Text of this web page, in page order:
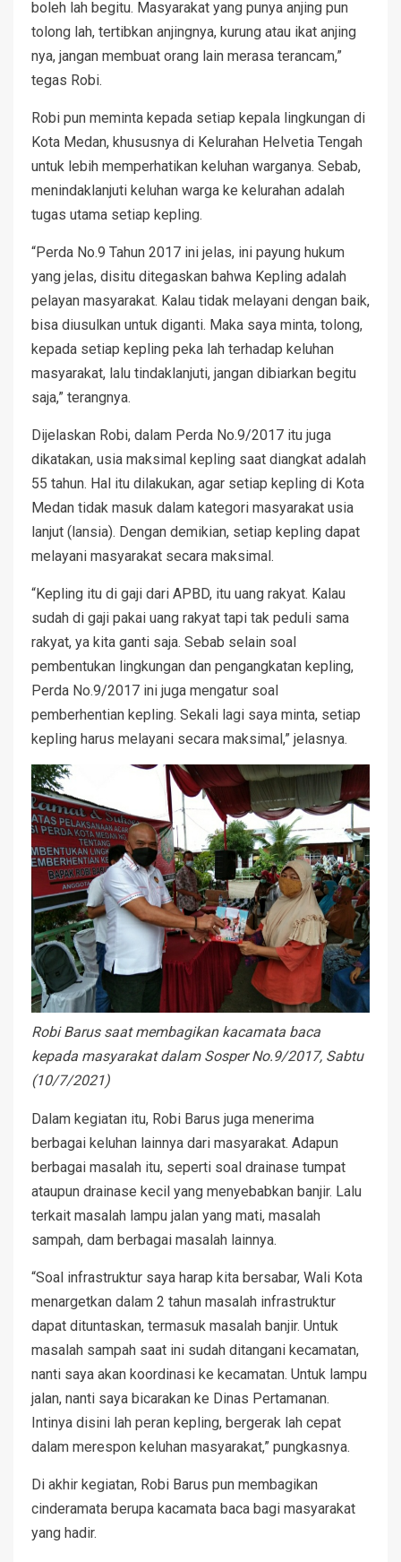
boleh lah begitu. Masyarakat yang punya anjing pun
tolong lah, tertibkan anjingnya, kurung atau ikat anjing
nya, jangan membuat orang lain merasa terancam,”
tegas Robi.
Robi pun meminta kepada setiap kepala lingkungan di
Kota Medan, khususnya di Kelurahan Helvetia Tengah
untuk lebih memperhatikan keluhan warganya. Sebab,
menindaklanjuti keluhan warga ke kelurahan adalah
tugas utama setiap kepling.
“Perda No.9 Tahun 2017 ini jelas, ini payung hukum
yang jelas, disitu ditegaskan bahwa Kepling adalah
pelayan masyarakat. Kalau tidak melayani dengan baik,
bisa diusulkan untuk diganti. Maka saya minta, tolong,
kepada setiap kepling peka lah terhadap keluhan
masyarakat, lalu tindaklanjuti, jangan dibiarkan begitu
saja,” terangnya.
Dijelaskan Robi, dalam Perda No.9/2017 itu juga
dikatakan, usia maksimal kepling saat diangkat adalah
55 tahun. Hal itu dilakukan, agar setiap kepling di Kota
Medan tidak masuk dalam kategori masyarakat usia
lanjut (lansia). Dengan demikian, setiap kepling dapat
melayani masyarakat secara maksimal.
“Kepling itu di gaji dari APBD, itu uang rakyat. Kalau
sudah di gaji pakai uang rakyat tapi tak peduli sama
rakyat, ya kita ganti saja. Sebab selain soal
pembentukan lingkungan dan pengangkatan kepling,
Perda No.9/2017 ini juga mengatur soal
pemberhentian kepling. Sekali lagi saya minta, setiap
kepling harus melayani secara maksimal,” jelasnya.
Robi Barus saat membagikan kacamata baca
kepada masyarakat dalam Sosper No.9/2017, Sabtu
(10/7/2021)
Dalam kegiatan itu, Robi Barus juga menerima
berbagai keluhan lainnya dari masyarakat. Adapun
berbagai masalah itu, seperti soal drainase tumpat
ataupun drainase kecil yang menyebabkan banjir. Lalu
terkait masalah lampu jalan yang mati, masalah
sampah, dam berbagai masalah lainnya.
“Soal infrastruktur saya harap kita bersabar, Wali Kota
menargetkan dalam 2 tahun masalah infrastruktur
dapat dituntaskan, termasuk masalah banjir. Untuk
masalah sampah saat ini sudah ditangani kecamatan,
nanti saya akan koordinasi ke kecamatan. Untuk lampu
jalan, nanti saya bicarakan ke Dinas Pertamanan.
Intinya disini lah peran kepling, bergerak lah cepat
dalam merespon keluhan masyarakat,” pungkasnya.
Di akhir kegiatan, Robi Barus pun membagikan
cinderamata berupa kacamata baca bagi masyarakat
yang hadir.